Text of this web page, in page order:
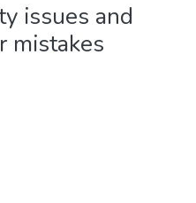
issues and
mistakes